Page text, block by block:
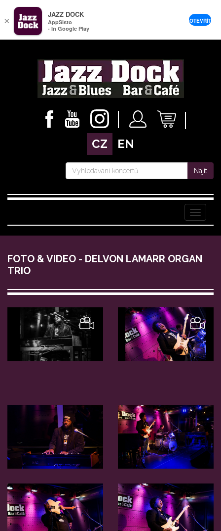
CZ EN
Najít
Menu
FOTO & VIDEO - DELVON LAMARR ORGAN
TRIO
×
JAZZ DOCK
AppSisto
- In Google Play
OTEVŘÍT